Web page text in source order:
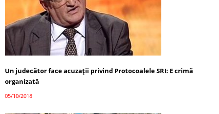
Un judecător face acuzaţii privind Protocoalele SRI: E crimă
organizată
05/10/2018